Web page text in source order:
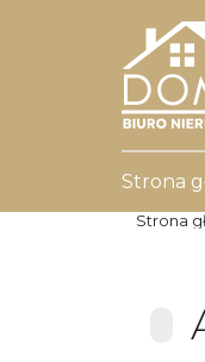
Strona
Strona